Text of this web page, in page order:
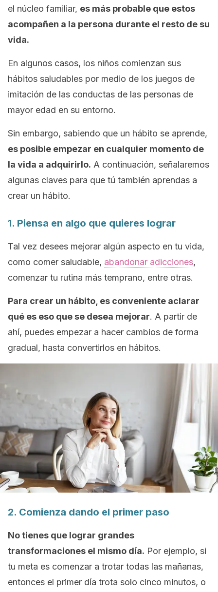
el núcleo familiar, es más probable que estos
acompañen a la persona durante el resto de su
vida.
En algunos casos, los niños comienzan sus
hábitos saludables por medio de los juegos de
imitación de las conductas de las personas de
mayor edad en su entorno.
Sin embargo, sabiendo que un hábito se aprende,
es posible empezar en cualquier momento de
la vida a adquirirlo. A continuación, señalaremos
algunas claves para que tú también aprendas a
crear un hábito.
1. Piensa en algo que quieres lograr
Tal vez desees mejorar algún aspecto en tu vida,
como comer saludable, abandonar adicciones,
comenzar tu rutina más temprano, entre otras.
Para crear un hábito, es conveniente aclarar
qué es eso que se desea mejorar. A partir de
ahí, puedes empezar a hacer cambios de forma
gradual, hasta convertirlos en hábitos.
2. Comienza dando el primer paso
No tienes que lograr grandes
transformaciones el mismo día. Por ejemplo, si
tu meta es comenzar a trotar todas las mañanas,
entonces el primer día trota solo cinco minutos, o